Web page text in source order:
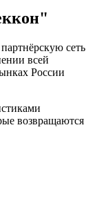
сеть
всей
России
возвращаются